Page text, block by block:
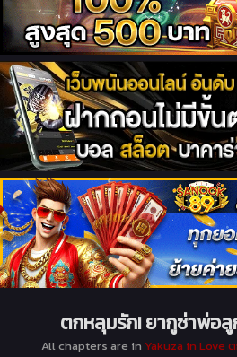
ตกหลุมรัก! ยากูซ่าพ่อ
All chapters are in Yakuza in Love